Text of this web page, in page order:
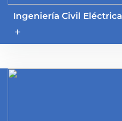
Ingeniería Civil Eléctrica
add